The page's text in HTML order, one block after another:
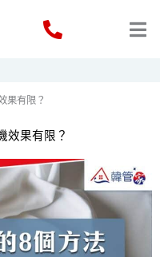
果有限？
效果有限？